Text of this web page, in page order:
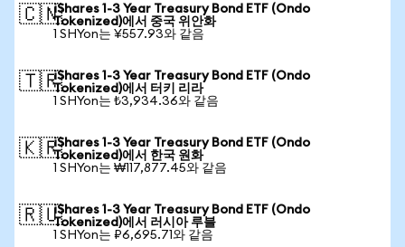
🇨🇳iShares 1-3 Year Treasury Bond ETF (Ondo
Tokenized)에서 중국 위안화
1 SHYon는 ¥557.93와 같음
🇹🇷iShares 1-3 Year Treasury Bond ETF (Ondo
Tokenized)에서 터키 리라
1 SHYon는 ₺3,934.36와 같음
🇰🇷iShares 1-3 Year Treasury Bond ETF (Ondo
Tokenized)에서 한국 원화
1 SHYon는 ₩117,877.45와 같음
🇷🇺iShares 1-3 Year Treasury Bond ETF (Ondo
Tokenized)에서 러시아 루블
1 SHYon는 ₽6,695.71와 같음